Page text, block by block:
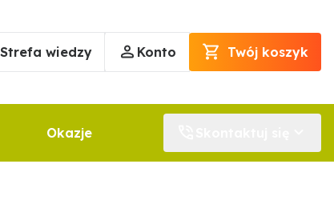
Strefa wiedzy Konto Twój koszyk
Okazje